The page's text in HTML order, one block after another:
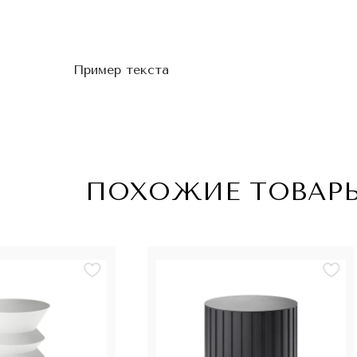
Пример текста
ПОХОЖИЕ